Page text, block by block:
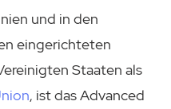
und in den
eingerichteten
Staaten als
, ist das Advanced